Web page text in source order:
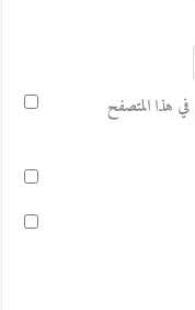
في هذا المتصفح